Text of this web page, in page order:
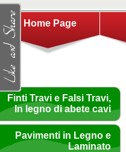
Home Page
Finti Travi e Falsi Travi,
In legno di abete cavi
Pavimenti in Legno e
Laminato